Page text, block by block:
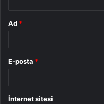
Ad *
E-posta *
İnternet sitesi